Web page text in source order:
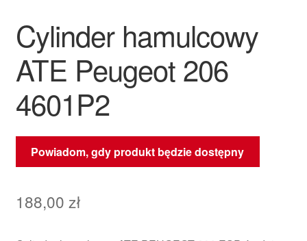
Zamówienia
Zasady i warunki
Cylinder hamulcowy
ATE Peugeot 206
4601P2
Powiadom, gdy produkt będzie dostępny
188,00 zł